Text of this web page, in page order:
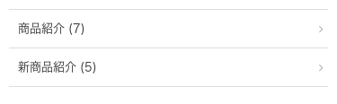
商品紹介 (7)
新商品紹介 (5)